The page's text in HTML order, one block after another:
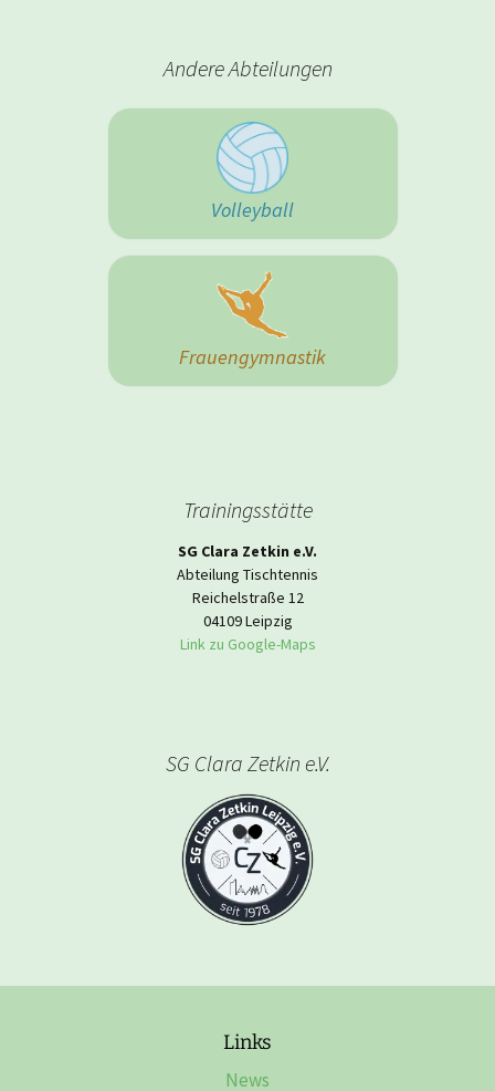
Andere Abteilungen
Volleyball
Frauengymnastik
Trainingsstätte
SG Clara Zetkin e.V.
Abteilung Tischtennis
Reichelstraße 12
04109 Leipzig
Link zu Google-Maps
SG Clara Zetkin e.V.
Links
News